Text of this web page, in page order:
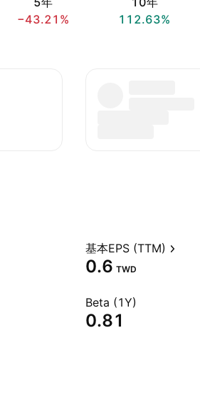
−43.21%
112.63%
基本EPS (TTM)
0.6 TWD
Beta (1Y)
0.81